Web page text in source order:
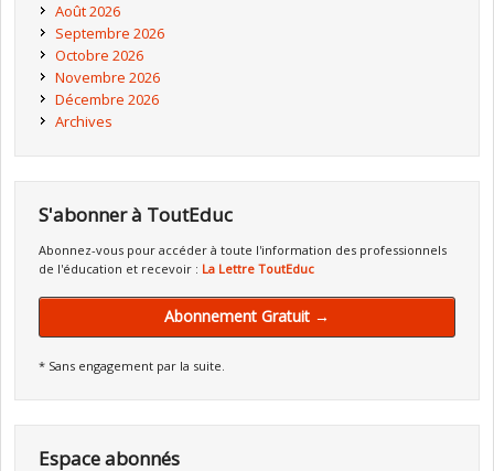
Août 2026
Septembre 2026
Octobre 2026
Novembre 2026
Décembre 2026
Archives
S'abonner à ToutEduc
Abonnez-vous pour accéder à toute l'information des professionnels
de l'éducation et recevoir : La Lettre ToutEduc
Abonnement Gratuit →
* Sans engagement par la suite.
Espace abonnés